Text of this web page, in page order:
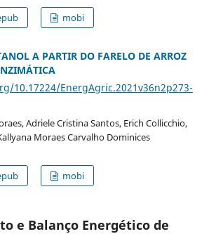
mobi
A PARTIR DO FARELO DE ARROZ
10.17224/EnergAgric.2021v36n2p273-
Adriele Cristina Santos, Erich Collicchio,
Moraes Carvalho Dominices
mobi
e Balanço Energético de